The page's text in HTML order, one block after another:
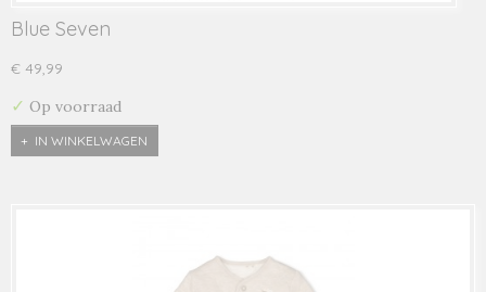
Blue Seven
€ 49,99
✓ Op voorraad
IN WINKELWAGEN